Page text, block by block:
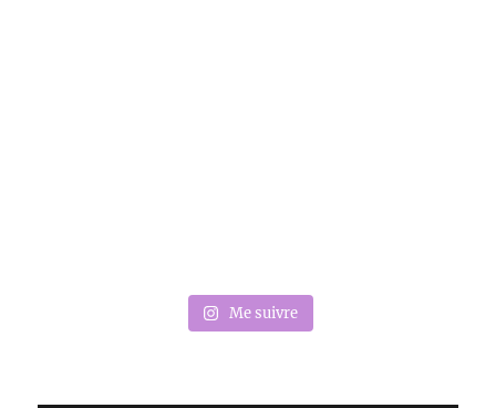
Me suivre